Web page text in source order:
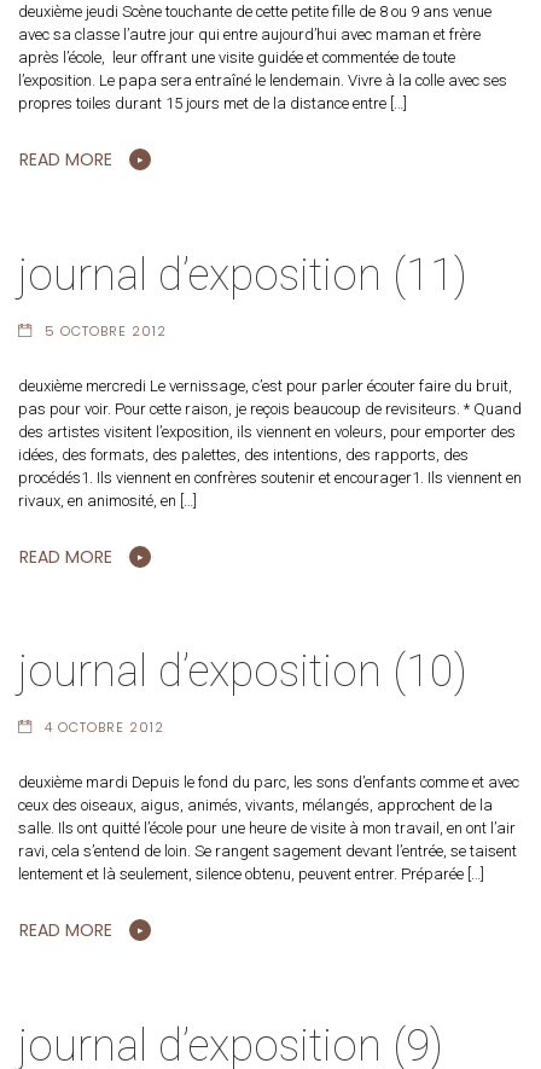
deuxième jeudi Scène touchante de cette petite fille de 8 ou 9 ans venue
avec sa classe l’autre jour qui entre aujourd’hui avec maman et frère
après l’école, leur offrant une visite guidée et commentée de toute
l’exposition. Le papa sera entraîné le lendemain. Vivre à la colle avec ses
propres toiles durant 15 jours met de la distance entre […]
READ MORE
journal d’exposition (11)
5 OCTOBRE 2012
deuxième mercredi Le vernissage, c’est pour parler écouter faire du bruit,
pas pour voir. Pour cette raison, je reçois beaucoup de revisiteurs. * Quand
des artistes visitent l’exposition, ils viennent en voleurs, pour emporter des
idées, des formats, des palettes, des intentions, des rapports, des
procédés1. Ils viennent en confrères soutenir et encourager1. Ils viennent en
rivaux, en animosité, en […]
READ MORE
journal d’exposition (10)
4 OCTOBRE 2012
deuxième mardi Depuis le fond du parc, les sons d’enfants comme et avec
ceux des oiseaux, aigus, animés, vivants, mélangés, approchent de la
salle. Ils ont quitté l’école pour une heure de visite à mon travail, en ont l’air
ravi, cela s’entend de loin. Se rangent sagement devant l’entrée, se taisent
lentement et là seulement, silence obtenu, peuvent entrer. Préparée […]
READ MORE
journal d’exposition (9)